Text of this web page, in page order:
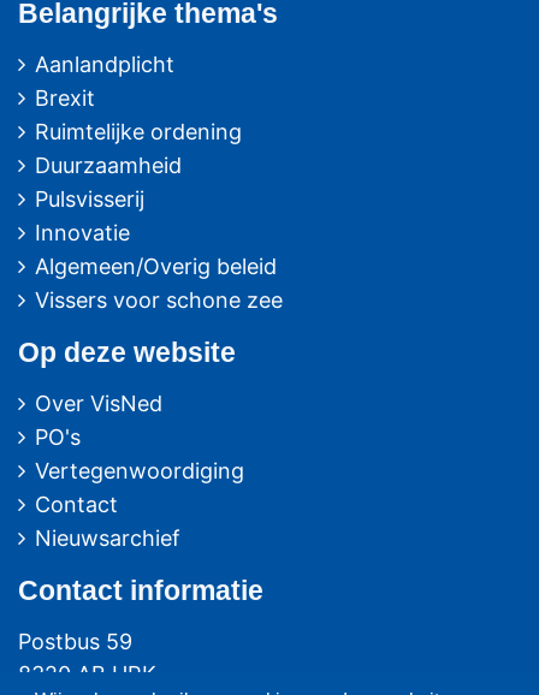
Belangrijke thema's
Aanlandplicht
Brexit
Ruimtelijke ordening
Duurzaamheid
Pulsvisserij
Innovatie
Algemeen/Overig beleid
Vissers voor schone zee
Op deze website
Over VisNed
PO's
Vertegenwoordiging
Contact
Nieuwsarchief
Contact informatie
Postbus 59
8320 AB URK